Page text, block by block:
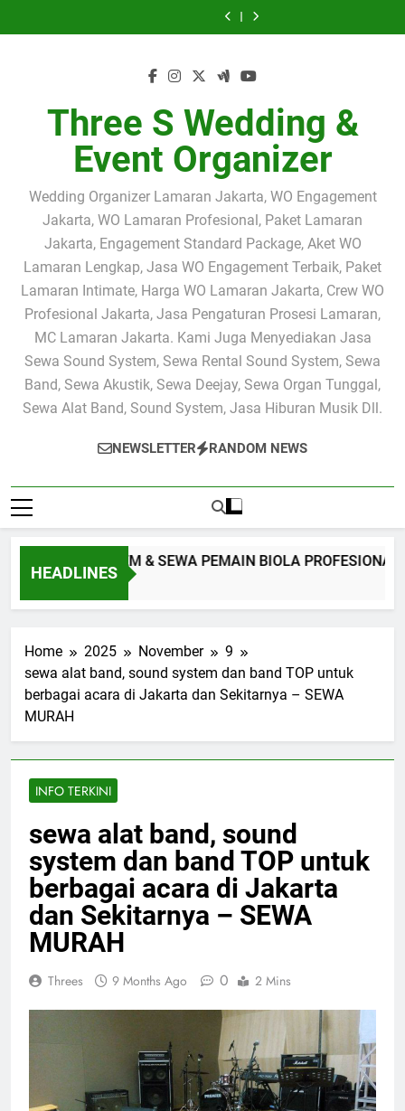
to
PROFESIONAL
JAKARTA –
CLUB JAKARTA
2.000 WATT
Profesional untuk
Acara Pengajian,
Pernikahan dan
Event
SYSTEM & SEWA
PERESMIAN UCJ
DI UNIVERSITY
HARI INI – SEWA
SEWA SOUND
SYSTEM PAKET
SELATAN –
Acara Pengajian,
Siraman,
Pernikahan dan
Event
Jasa Sewa Sound
Profesional untuk
Acara Pengajian
dan Siraman
Three S Wedding &
Event Organizer
Wedding Organizer Lamaran Jakarta, WO Engagement
Jakarta, WO Lamaran Profesional, Paket Lamaran
Jakarta, Engagement Standard Package, Aket WO
Lamaran Lengkap, Jasa WO Engagement Terbaik, Paket
Lamaran Intimate, Harga WO Lamaran Jakarta, Crew WO
Profesional Jakarta, Jasa Pengaturan Prosesi Lamaran,
MC Lamaran Jakarta. Kami Juga Menyediakan Jasa
Sewa Sound System, Sewa Rental Sound System, Sewa
Band, Sewa Akustik, Sewa Deejay, Sewa Organ Tunggal,
Sewa Alat Band, Sound System, Jasa Hiburan Musik Dll.
NEWSLETTER RANDOM NEWS
HEADLINES
SOUND SYSTEM & SEWA PEMAIN BIOLA PROFESIONAL
Home 2025 November
9
sewa alat band, sound system dan band TOP untuk
berbagai acara di Jakarta dan Sekitarnya – SEWA
MURAH
INFO TERKINI
sewa alat band, sound
system dan band TOP untuk
berbagai acara di Jakarta
dan Sekitarnya – SEWA
MURAH
Threes 9 Months Ago 0 2 Mins